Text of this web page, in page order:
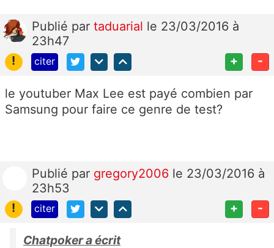
Publié par taduarial le 23/03/2016 à
23h47
!
citer + -
le youtuber Max Lee est payé combien par
Samsung pour faire ce genre de test?
Publié par gregory2006 le 23/03/2016 à
23h53
!
citer + -
Chatpoker a écrit